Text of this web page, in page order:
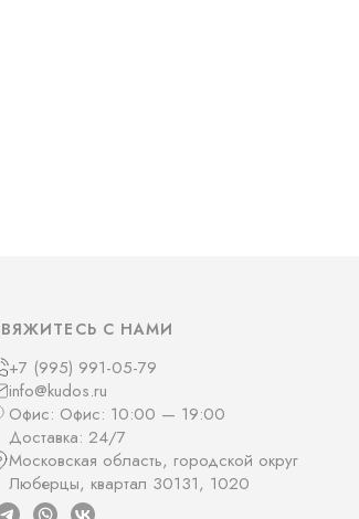
С НАМИ
+7 (995) 991-05-79
info@kudos.ru
Офис: Офис: 10:00 — 19:00
Доставка: 24/7
Московская область, городской округ
Люберцы, квартал 30131, 1020